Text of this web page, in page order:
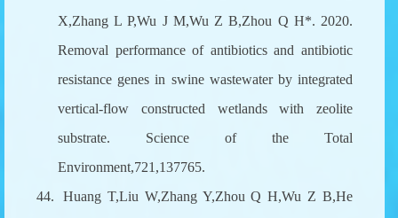
X,Zhang L P,Wu J M,Wu Z B,Zhou Q H*. 2020.
Removal performance of antibiotics and antibiotic
resistance genes in swine wastewater by integrated
vertical-flow constructed wetlands with zeolite
substrate. Science of the Total
Environment,721,137765.
44.
Huang T,Liu W,Zhang Y,Zhou Q H,Wu Z B,He